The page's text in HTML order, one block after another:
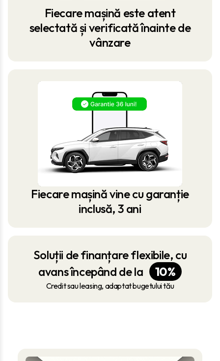
Fiecare mașină este atent
selectată și verificată înainte de
vânzare
Fiecare mașină vine cu garanție
inclusă, 3 ani
Soluții de finanțare flexibile, cu
avans începând de la
10%
Credit sau leasing, adaptat bugetului tău